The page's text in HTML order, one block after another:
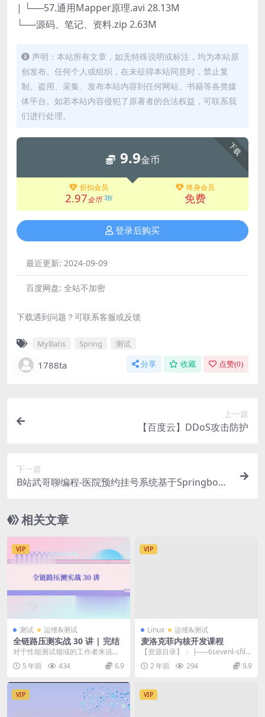
| └──57.通用Mapper原理.avi 28.13M
└──源码、笔记、资料.zip 2.63M
声明：本站所有文章，如无特殊说明或标注，均为本站原
创发布。任何个人或组织，在未征得本站同意时，禁止复
制、盗用、采集、发布本站内容到任何网站、书籍等各类媒
体平台。如若本站内容侵犯了原著者的合法权益，可联系我
们进行处理。
下载
9.9金币
折扣会员
2.97金币 3折
终身会员
免费
登录后购买
最近更新: 2024-09-09
百度网盘: 全站不加密
下载遇到问题？可联系客服或反馈
MyBatis Spring 测试
1788ta 分享 收藏 点赞(0)
上一篇
【百度云】DDoS攻击防护
下一篇
B站武哥聊编程-医院预约挂号系统基于Springboot
相关文章
VIP
测试 运维&测试
全链路压测实战 30 讲 | 完结
对于性能测试领域的工作者来说，
全链路压测一定不是一个陌生的概
念，在各大技术论坛和...
5 年前 434 6.9
VIP
Linux 运维&测试
麦洛克菲内核开发课程
【资源目录】： ├──6sevenl-sfilte
r | └──sfilter....
2 年前 294 9.9
VIP VIP